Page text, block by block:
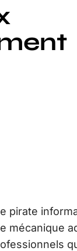
pirate
mécanique